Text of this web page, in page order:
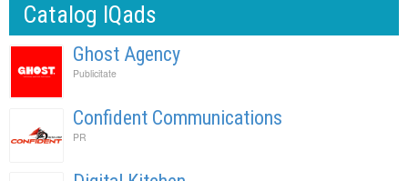
Catalog IQads
Ghost Agency
Publicitate
Confident Communications
PR